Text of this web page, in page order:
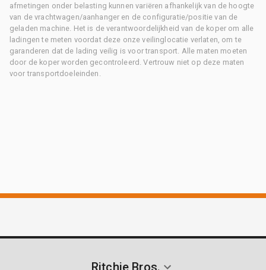
afmetingen onder belasting kunnen variëren afhankelijk van de hoogte
van de vrachtwagen/aanhanger en de configuratie/positie van de
geladen machine. Het is de verantwoordelijkheid van de koper om alle
ladingen te meten voordat deze onze veilinglocatie verlaten, om te
garanderen dat de lading veilig is voor transport. Alle maten moeten
door de koper worden gecontroleerd. Vertrouw niet op deze maten
voor transportdoeleinden.
Ritchie Bros.